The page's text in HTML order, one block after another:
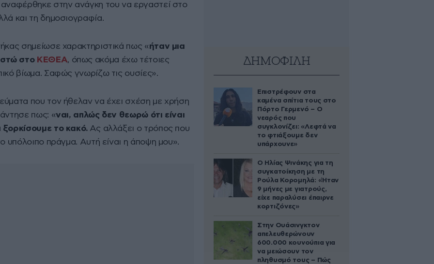
αναφέρθηκε στην ανάγκη του να εργαστεί στο
και τη δημοσιογραφία.
σημείωσε χαρακτηριστικά πως «ήταν μια
στο ΚΕΘΕΑ, όπως ακόμα έχω τέτοιες
βίωμα. Σαφώς γνωρίζω τις ουσίες».
που τον ήθελαν να έχει σχέση με χρήση
πως: «ναι, απλώς δεν θεωρώ ότι είναι
ξορκίσουμε το κακό. Ας αλλάξει ο τρόπος που
υπόλοιπο πράγμα. Αυτή είναι η άποψη μου».
ΔΗΜΟΦΙΛΗ
Επιστρέφουν στα
καμένα σπίτια τους στο
Πόρτο Γερμενό – Ο
νεαρός που
συγκλονίζει: «Λεφτά να
το φτιάξουμε δεν
υπάρχουνε»
Ο Ηλίας Ψινάκης για τη
συγκατοίκηση με τη
Ρούλα Κορομηλά: «Ήταν
9 μήνες με γιατρούς,
είχε παραλύσει έπαιρνε
κορτιζόνες»
Στην Ουάσινγκτον
απελευθερώνουν
600.000 κουνούπια για
να μειώσουν τον
πληθυσμό τους – Πώς